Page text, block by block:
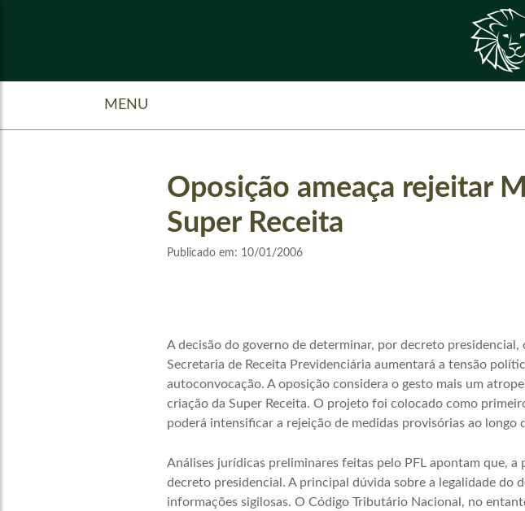
MENU
Oposição ameaça rejeitar
Super Receita
Publicado em: 10/01/2006
A decisão do governo de determinar, por decreto
Secretaria de Receita Previdenciária aumentará a tensão
autoconvocação. A oposição considera o gesto mais um
criação da Super Receita. O projeto foi colocado como
poderá intensificar a rejeição de medidas provisórias ao longo
Análises jurídicas preliminares feitas pelo PFL apontam que,
decreto presidencial. A principal dúvida sobre a legalidade do
informações sigilosas. O Código Tributário Nacional, no